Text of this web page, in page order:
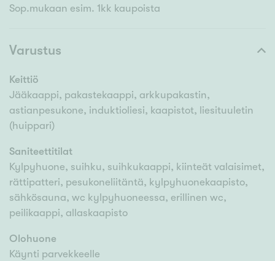
Sop.mukaan esim. 1kk kaupoista
Varustus
Keittiö
Jääkaappi, pakastekaappi, arkkupakastin,
astianpesukone, induktioliesi, kaapistot, liesituuletin
(huippari)
Saniteettitilat
Kylpyhuone, suihku, suihkukaappi, kiinteät valaisimet,
rättipatteri, pesukoneliitäntä, kylpyhuonekaapisto,
sähkösauna, wc kylpyhuoneessa, erillinen wc,
peilikaappi, allaskaapisto
Olohuone
Käynti parvekkeelle